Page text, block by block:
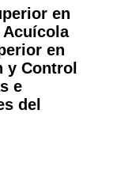
en
en
y Control
e
del